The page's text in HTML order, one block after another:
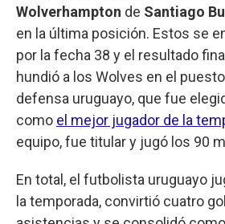
Wolverhampton de Santiago
en la última posición. Estos se
por la fecha 38 y el resultado
hundió a los Wolves en el puesto
defensa uruguayo, que fue
como el mejor jugador de la
equipo, fue titular y jugó los 90
En total, el futbolista uruguayo
la temporada, convirtió cuatro